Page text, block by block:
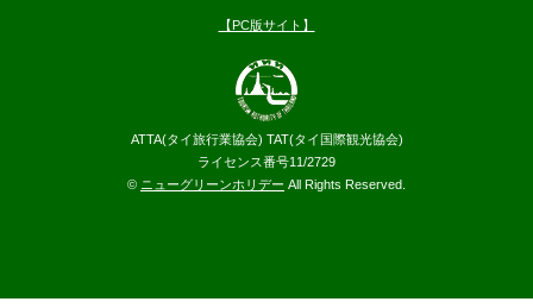
【PC版サイト】
ATTA(タイ旅行業協会) TAT(タイ国際観光協会)
ライセンス番号11/2729
© ニューグリーンホリデー All Rights Reserved.